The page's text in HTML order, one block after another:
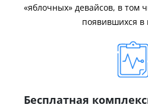
«яблочных» девайсов, в том
появившихся в
Бесплатная